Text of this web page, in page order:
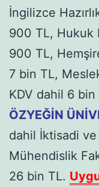
İngilizce
900 TL, Hukuk
900 TL,
7 bin TL,
KDV dahil 6
ÖZYEĞİN
dahil İktisadi
Mühendislik
26 bin TL.